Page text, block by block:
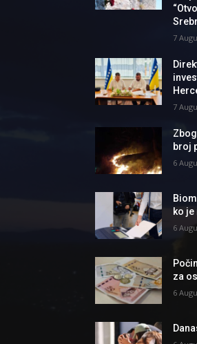
7
7
broj
6
ko
6
za
6